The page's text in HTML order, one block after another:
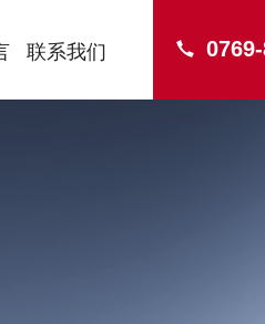
联系我们